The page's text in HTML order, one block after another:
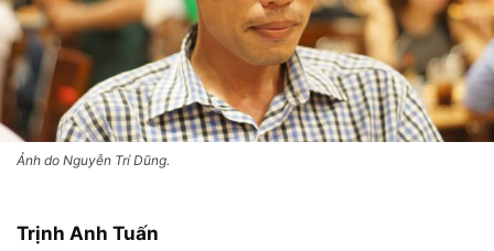
Ảnh do Nguyễn Trí Dũng.
Trịnh Anh Tuấn